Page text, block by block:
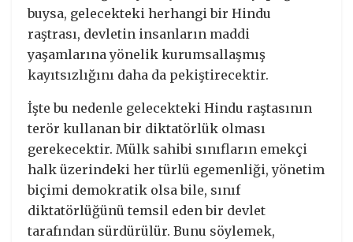
buysa, gelecekteki herhangi bir Hindu
raştrası, devletin insanların maddi
yaşamlarına yönelik kurumsallaşmış
kayıtsızlığını daha da pekiştirecektir.
İşte bu nedenle gelecekteki Hindu raştasının
terör kullanan bir diktatörlük olması
gerekecektir. Mülk sahibi sınıfların emekçi
halk üzerindeki her türlü egemenliği, yönetim
biçimi demokratik olsa bile, sınıf
diktatörlüğünü temsil eden bir devlet
tarafından sürdürülür. Bunu söylemek,